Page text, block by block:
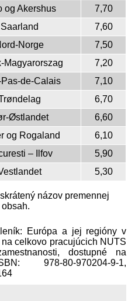
og Akershus
7,70
Saarland
7,60
Norge
7,50
Magyarorszag
7,20
Pas-de-Calais
7,10
6,70
Østlandet
6,60
og Rogaland
6,10
– Ilfov
5,90
5,30
názov premennej
Európa a jej regióny v
celkovo pracujúcich NUTS
dostupné na
978-80-970204-9-1,